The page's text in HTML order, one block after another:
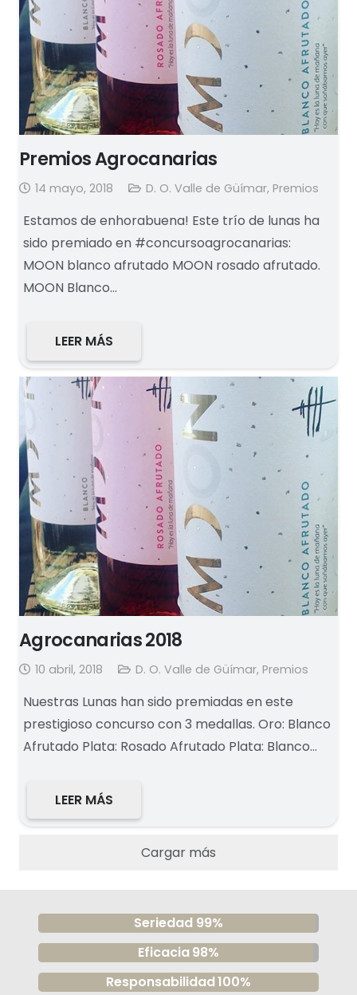
Premios Agrocanarias
14 mayo, 2018 D. O. Valle de Güímar, Premios
Estamos de enhorabuena! Este trío de lunas ha
sido premiado en #concursoagrocanarias:
MOON blanco afrutado MOON rosado afrutado.
MOON Blanco…
LEER MÁS
Agrocanarias 2018
10 abril, 2018 D. O. Valle de Güímar, Premios
Nuestras Lunas han sido premiadas en este
prestigioso concurso con 3 medallas. Oro: Blanco
Afrutado Plata: Rosado Afrutado Plata: Blanco…
LEER MÁS
Cargar más
Seriedad 99%
Eficacia98%
Responsabilidad100%